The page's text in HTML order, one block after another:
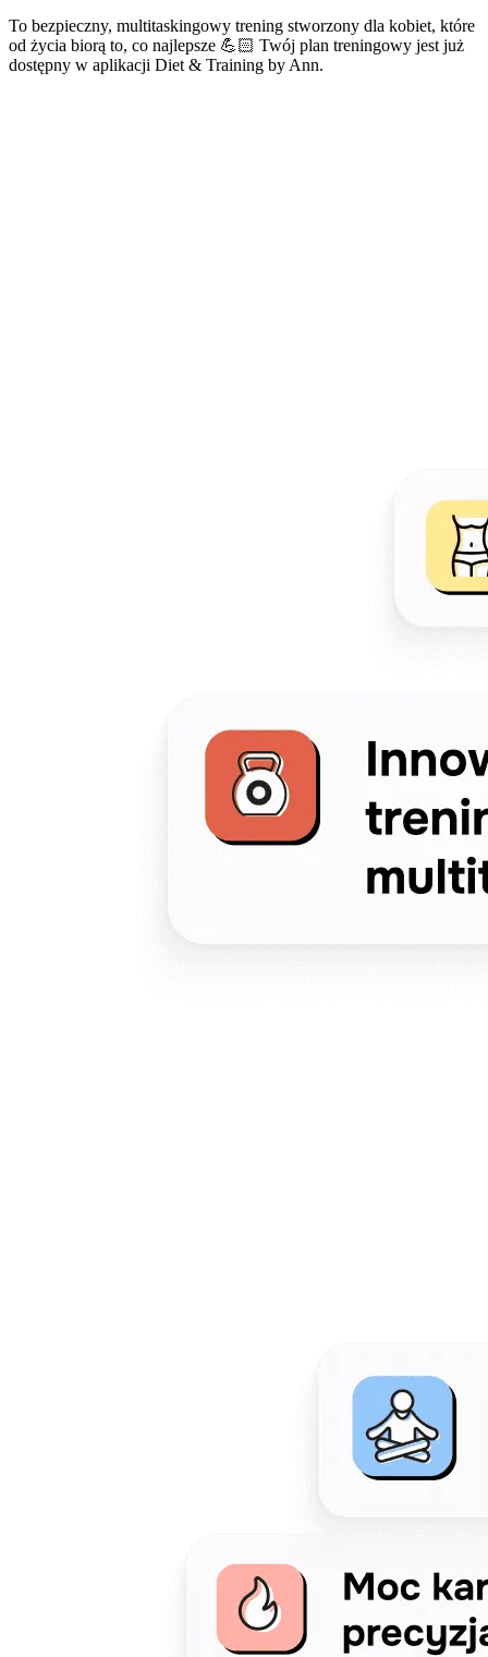
To bezpieczny, multitaskingowy trening stworzony dla kobiet, które
od życia biorą to, co najlepsze 💪🏻 Twój plan treningowy jest już
dostępny w aplikacji Diet & Training by Ann.